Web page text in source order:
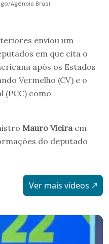
Agência Brasil
enviou um
em que cita o
após os Estados
Vermelho (CV) e o
(PCC) como
Mauro Vieira em
do deputado
Ver mais vídeos